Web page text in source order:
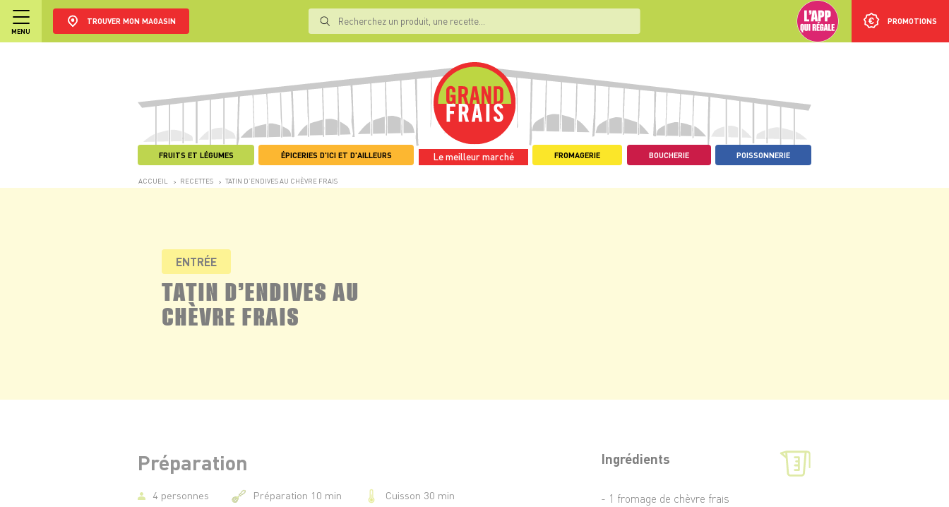
MENU
TROUVER MON MAGASIN PROMOTIONS
FRUITS ET LÉGUMES ÉPICERIES D'ICI ET D'AILLEURS Le meilleur marché FROMAGERIE BOUCHERIE POISSONNERIE
ACCUEIL > RECETTES > TATIN D’ENDIVES AU CHÈVRE FRAIS
ENTRÉE
TATIN D’ENDIVES AU
CHÈVRE FRAIS
Ingrédients
- 1 fromage de chèvre frais
Préparation
4 personnes Préparation 10 min Cuisson 30 min